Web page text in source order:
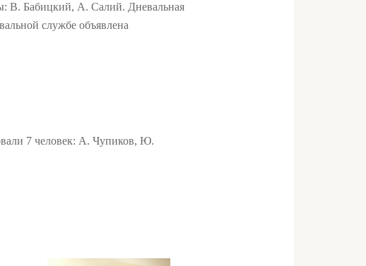
В. Бабицкий, А. Салий. Дневальная
службе объявлена
7 человек: А. Чупиков, Ю.